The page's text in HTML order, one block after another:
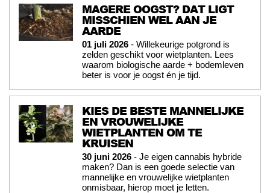
MAGERE OOGST? DAT LIGT
MISSCHIEN WEL AAN JE
AARDE
01 juli 2026 - Willekeurige potgrond is
zelden geschikt voor wietplanten. Lees
waarom biologische aarde + bodemleven
beter is voor je oogst én je tijd.
KIES DE BESTE MANNELIJKE
EN VROUWELIJKE
WIETPLANTEN OM TE
KRUISEN
30 juni 2026 - Je eigen cannabis hybride
maken? Dan is een goede selectie van
mannelijke en vrouwelijke wietplanten
onmisbaar, hierop moet je letten.